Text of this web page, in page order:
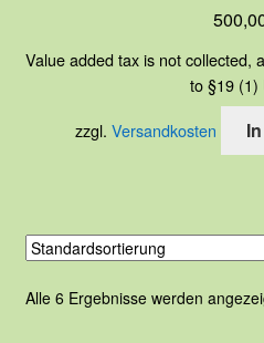
Value added tax is not collected,
to §19 (1)
zzgl. Versandkosten
Alle 6 Ergebnisse werden